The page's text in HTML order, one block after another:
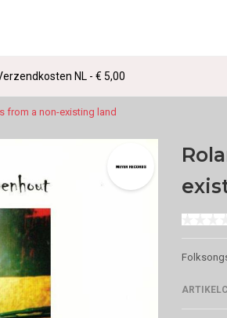
NL - € 5,00
from a non-existing land